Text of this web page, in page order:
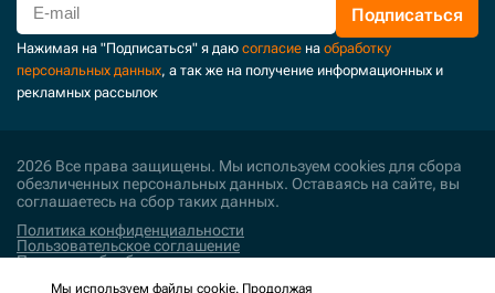
Подписаться
Нажимая на "Подписаться" я даю согласие на обработку
персональных данных, а так же на получение информационных и
рекламных рассылок
2026 Все права защищены. Мы используем cookies для сбора
обезличенных персональных данных. Оставаясь на сайте, вы
соглашаетесь на сбор таких данных.
Политика конфиденциальности
Пользовательское соглашение
Политика обработки персональных данных
Мы используем файлы cookie. Продолжая